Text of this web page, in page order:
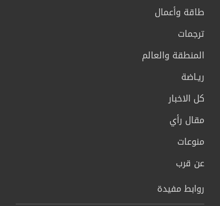
طاقة وأعمال
ترجمات
المنطقة والعالم
ريـاضة
كل الاخبار
مقال رأي
منوعات
عن قرب
روابط مفيدة